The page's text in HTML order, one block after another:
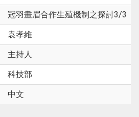
冠羽畫眉合作生殖機制之探討3/3
袁孝維
主持人
科技部
中文